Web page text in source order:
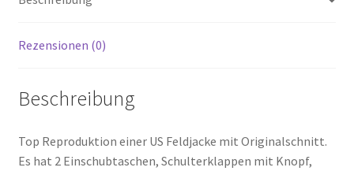
Rezensionen (0)
Beschreibung
Top Reproduktion einer US Feldjacke mit Originalschnitt.
Es hat 2 Einschubtaschen, Schulterklappen mit Knopf,